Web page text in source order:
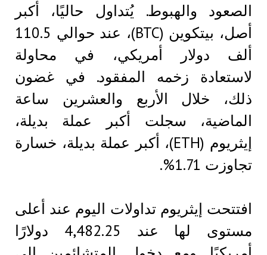
الصعود والهبوط. يُتداول حاليًا، أكبر
أصل، بيتكوين (BTC)، عند حوالي 110.5
ألف دولار أمريكي، في محاولة
لاستعادة زخمه المفقود. في غضون
ذلك، خلال الأربع والعشرين ساعة
الماضية، سجلت أكبر عملة بديلة،
إيثريوم (ETH)، أكبر عملة بديلة، خسارة
تجاوزت 1.71%.
افتتحت إيثريوم تداولات اليوم عند أعلى
مستوى لها عند 4,482.25 دولارًا